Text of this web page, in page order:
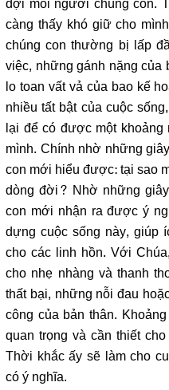
càng thấy khó giữ cho
chúng con thường bị lấp
việc, những gánh nặng
lo toan vất vả của bao kế
nhiều tất bật của cuộc
lại để có được một
mình. Chính nhờ những
con mới hiểu được: tại sao
dòng đời? Nhờ những
con mới nhận ra được ý
dựng cuộc sống này, giúp
cho các linh hồn. Với
cho nhẹ nhàng và thanh
thất bại, những nỗi đau
công của bản thân.
quan trọng và cần thiết
Thời khắc ấy sẽ làm cho
có ý nghĩa.